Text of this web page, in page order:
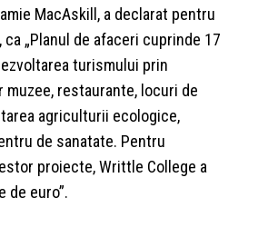
MacAskill, a declarat pentru
ca „Planul de afaceri cuprinde 17
turismului prin
muzee, restaurante, locuri de
agriculturii ecologice,
de sanatate. Pentru
proiecte, Writtle College a
de euro”.